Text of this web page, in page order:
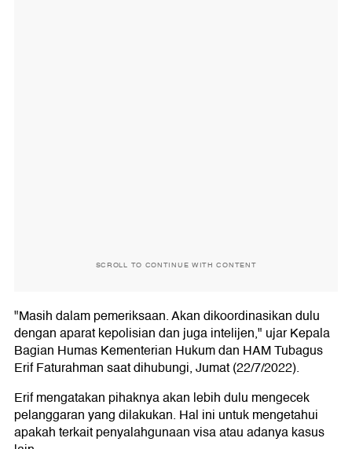
SCROLL TO CONTINUE WITH CONTENT
"Masih dalam pemeriksaan. Akan dikoordinasikan dulu
dengan aparat kepolisian dan juga intelijen," ujar Kepala
Bagian Humas Kementerian Hukum dan HAM Tubagus
Erif Faturahman saat dihubungi, Jumat (22/7/2022).
Erif mengatakan pihaknya akan lebih dulu mengecek
pelanggaran yang dilakukan. Hal ini untuk mengetahui
apakah terkait penyalahgunaan visa atau adanya kasus